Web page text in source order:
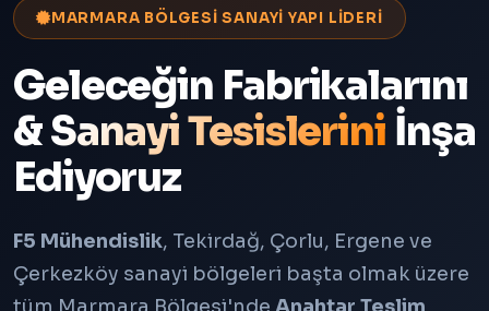
MARMARA BÖLGESİ SANAYİ YAPI LİDERİ
Geleceğin Fabrikalarını
&Sanayi Tesislerini İnşa
Ediyoruz
F5 Mühendislik, Tekirdağ, Çorlu, Ergene ve
Çerkezköy sanayi bölgeleri başta olmak üzere